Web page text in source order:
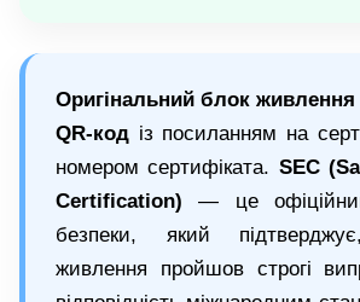
Оригінальний блок живлення
QR-код із посиланням на
номером сертифіката. SEC
Certification) — це
безпеки, який
живлення пройшов строгі